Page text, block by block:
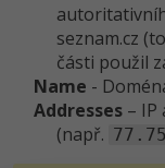
seznam.cz
části použil
Name -
Addresses – IP
(např.